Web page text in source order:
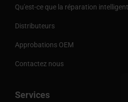
Qu'est-ce que la réparation
Distributeurs
Approbations OEM
Contactez nous
Services